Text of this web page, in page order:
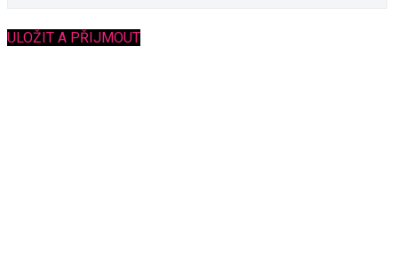
ULOŽIT A PŘIJMOUT